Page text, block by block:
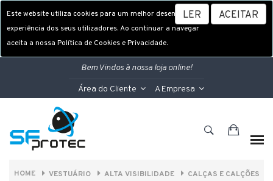
Este website utiliza cookies para um melhor desempenho e
experiência dos seus utilizadores. Ao continuar a navegar
aceita a nossa Política de Cookies e Privacidade.
LER ACEITAR
Bem Vindos à nossa loja online!
Área do Cliente A Empresa
HOME VESTUÁRIO ALTA VISIBILIDADE CALÇAS E CALÇÕES